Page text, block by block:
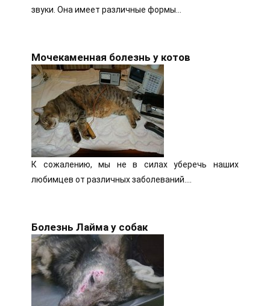
звуки. Она имеет различные формы…
Мочекаменная болезнь у котов
К сожалению, мы не в силах уберечь наших
любимцев от различных заболеваний....
Болезнь Лайма у собак